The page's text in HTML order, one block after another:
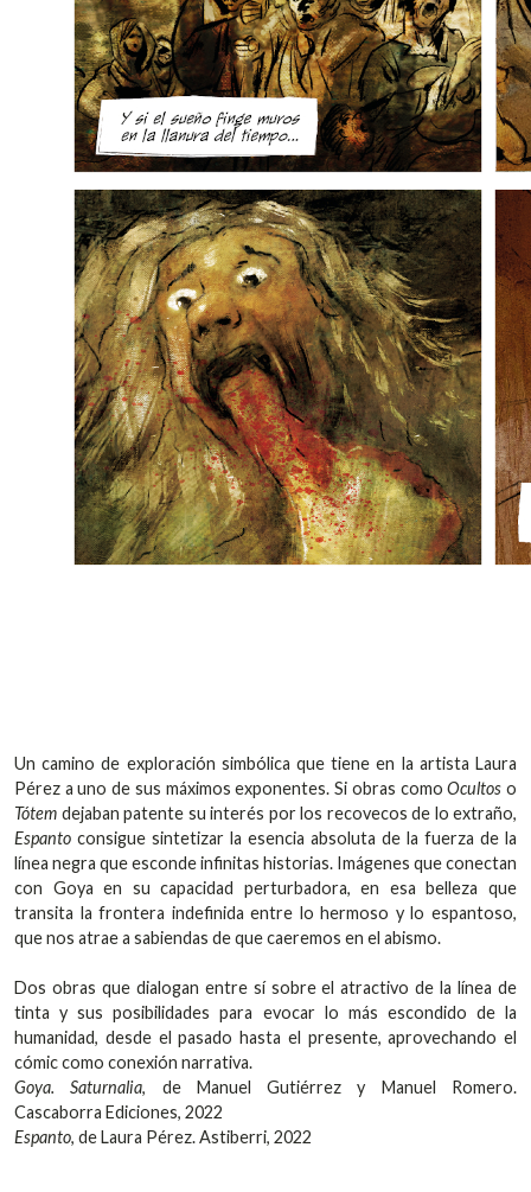
Un camino de exploración simbólica que tiene en la artista Laura
Pérez a uno de sus máximos exponentes. Si obras comoOcultos o
Tótem dejaban patente su interés por los recovecos de lo extraño,
Espanto consigue sintetizar la esencia absoluta de la fuerza de la
línea negra que esconde infinitas historias. Imágenes que conectan
con Goya en su capacidad perturbadora, en esa belleza que
transita la frontera indefinida entre lo hermoso y lo espantoso,
que nos atrae a sabiendas de que caeremos en el abismo.
Dos obras que dialogan entre sí sobre el atractivo de la línea de
tinta y sus posibilidades para evocar lo más escondido de la
humanidad, desde el pasado hasta el presente, aprovechando el
cómic como conexión narrativa.
Goya. Saturnalia, de Manuel Gutiérrez y Manuel Romero.
Cascaborra Ediciones, 2022
Espanto, de Laura Pérez. Astiberri, 2022